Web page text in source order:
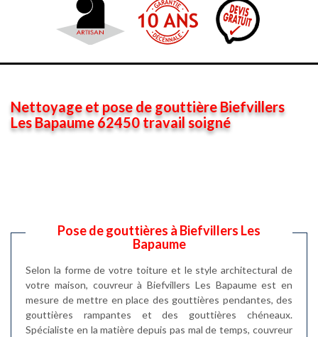
Nettoyage et pose de gouttière Biefvillers
Les Bapaume 62450 travail soigné
Pose de gouttières à Biefvillers Les
Bapaume
Selon la forme de votre toiture et le style architectural de
votre maison, couvreur à Biefvillers Les Bapaume est en
mesure de mettre en place des gouttières pendantes, des
gouttières rampantes et des gouttières chéneaux.
Spécialiste en la matière depuis pas mal de temps, couvreur